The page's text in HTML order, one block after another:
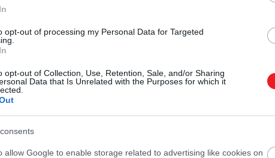
opt-out of processing my Personal Data for Targeted
opt-out of Collection, Use, Retention, Sale, and/or Sharing
Data that Is Unrelated with the Purposes for which it
allow Google to enable storage related to advertising like cookies on
Rumbarumbamm napló után Benedek Ágota újabb
gondolatokról. Hogy melyik abszurdabb, azt döntse el
csak gondolni vagy gondolni semmernek.
metszéspontjában néha kell egy kis humor a
drámája is megbújik a kötetben